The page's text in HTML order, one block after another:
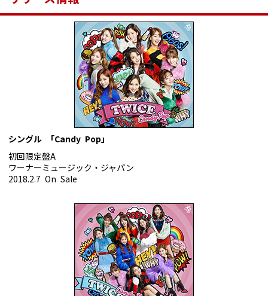
シングル 「Candy Pop」
初回限定盤A
ワーナーミュージック・ジャパン
2018.2.7 On Sale